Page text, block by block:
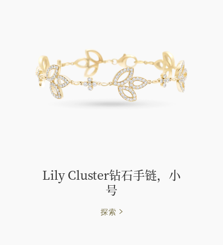
Lily Cluster钻石手链，小
号
探索